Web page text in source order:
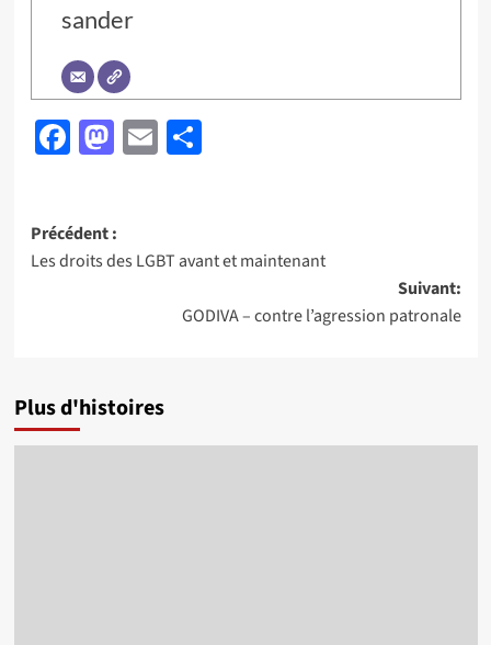
sander
Facebook
Mastodon
EmailPartager
Navigation
d’article
Précédent :
Les droits des LGBT avant et maintenant
Suivant:
GODIVA – contre l’agression patronale
Plus d'histoires